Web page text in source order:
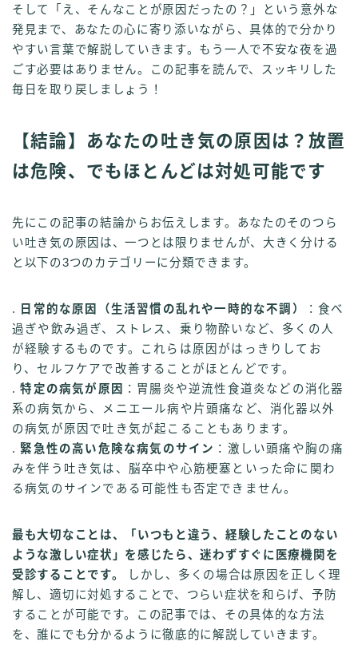
そして「え、そんなことが原因だったの？」という意外な
発見まで、あなたの心に寄り添いながら、具体的で分かり
やすい言葉で解説していきます。もう一人で不安な夜を過
ごす必要はありません。この記事を読んで、スッキリした
毎日を取り戻しましょう！
【結論】あなたの吐き気の原因は？放置
は危険、でもほとんどは対処可能です
先にこの記事の結論からお伝えします。あなたのそのつら
い吐き気の原因は、一つとは限りませんが、大きく分ける
と以下の3つのカテゴリーに分類できます。
. 日常的な原因（生活習慣の乱れや一時的な不調）
：食べ
過ぎや飲み過ぎ、ストレス、乗り物酔いなど、多くの人
が経験するものです。これらは原因がはっきりしてお
り、セルフケアで改善することがほとんどです。
.特定の病気が原因
：胃腸炎や逆流性食道炎などの消化器
系の病気から、メニエール病や片頭痛など、消化器以外
の病気が原因で吐き気が起こることもあります。
. 緊急性の高い危険な病気のサイン ：激しい頭痛や胸の痛
みを伴う吐き気は、脳卒中や心筋梗塞といった命に関わ
る病気のサインである可能性も否定できません。
最も大切なことは、「いつもと違う、経験したことのない
ような激しい症状」を感じたら、迷わずすぐに医療機関を
受診することです。
しかし、多くの場合は原因を正しく理
解し、適切に対処することで、つらい症状を和らげ、予防
することが可能です。この記事では、その具体的な方法
を、誰にでも分かるように徹底的に解説していきます。